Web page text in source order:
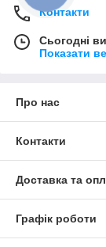
Контакти
Сьогодні
Показати
Про нас
Контакти
Доставка та
Графік роботи